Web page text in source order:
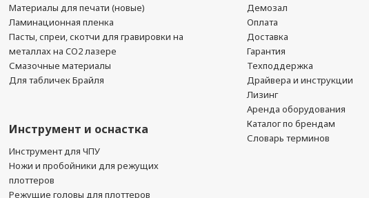
Материалы для печати (новые)
Ламинационная пленка
Пасты, спреи, скотчи для гравировки на
металлах на CO2 лазере
Смазочные материалы
Для табличек Брайля
Инструмент и оснастка
Инструмент для ЧПУ
Ножи и пробойники для режущих
плоттеров
Режущие головы для плоттеров
Демозал
Оплата
Доставка
Гарантия
Техподдержка
Драйвера и инструкции
Лизинг
Аренда оборудования
Каталог по брендам
Словарь терминов